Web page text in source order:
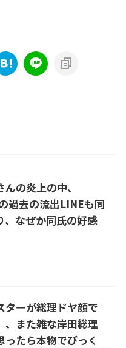
の炎上の中、
過去の流出LINEも同
、なぜか同氏の好感
ターが総理ドヤ顔で
、また雑な岸田総理
ったら本物でびっく